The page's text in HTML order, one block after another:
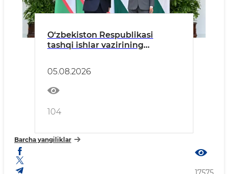
O‘zbekiston Respublikasi
tashqi ishlar vazirining
05.08.2026
104
Barcha yangiliklar